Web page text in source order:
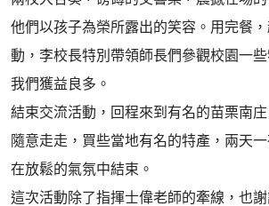
他們以孩子為榮所露出的笑容。用完餐
動，李校長特別帶領師長們參觀校園一
我們獲益良多。
結束交流活動，回程來到有名的苗栗南庄
隨意走走，買些當地有名的特產，兩天
在放鬆的氣氛中結束。
這次活動除了指揮士偉老師的牽線，也